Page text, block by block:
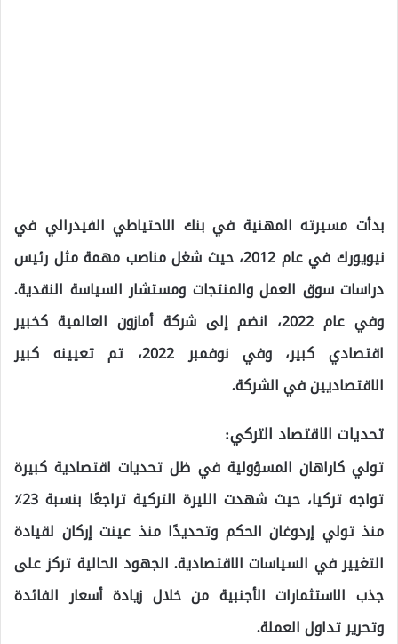
بدأت مسيرته المهنية في بنك الاحتياطي الفيدرالي في
نيويورك في عام 2012، حيث شغل مناصب مهمة مثل رئيس
دراسات سوق العمل والمنتجات ومستشار السياسة النقدية.
وفي عام 2022، انضم إلى شركة أمازون العالمية كخبير
اقتصادي كبير، وفي نوفمبر 2022، تم تعيينه كبير
الاقتصاديين في الشركة.
تحديات الاقتصاد التركي:
تولي كاراهان المسؤولية في ظل تحديات اقتصادية كبيرة
تواجه تركيا، حيث شهدت الليرة التركية تراجعًا بنسبة 23٪
منذ تولي إردوغان الحكم وتحديدًا منذ عينت إركان لقيادة
التغيير في السياسات الاقتصادية. الجهود الحالية تركز على
جذب الاستثمارات الأجنبية من خلال زيادة أسعار الفائدة
وتحرير تداول العملة.